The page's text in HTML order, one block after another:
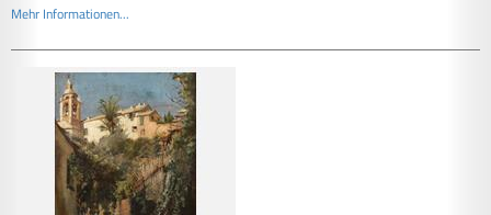
Mehr Informationen...